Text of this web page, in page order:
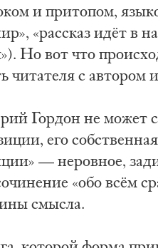
и при­то­пом,
«рас­сказ идёт в
Но вот что
чи­та­те­ля с ав­то­ром
Гор­дон не мо­жет
его
— не­ров­ное,
«обо всём
смыс­ла.